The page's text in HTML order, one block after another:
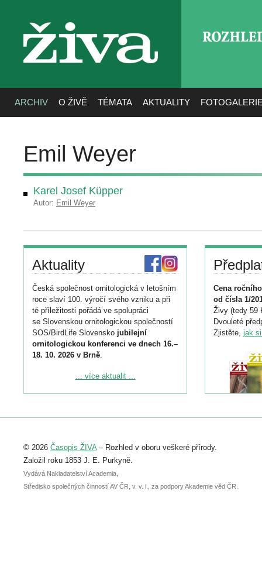
živa
ARCHIV O ŽIVĚ TÉMATA AKTUALITY
Emil Weyer
Karel Josef Küpper
Autor: Emil Weyer
Aktuality
Česká společnost ornitologická v letošním
roce slaví 100. výročí svého vzniku a při
té příležitosti pořádá ve spolupráci
se Slovenskou ornitologickou společností
SOS/BirdLife Slovensko jubilejní
ornitologickou konferenci ve dnech 16.–
18. 10. 2026 v Brně.
Podrobnější informace ke konferenci
Registrovat se můžete do 6. září.
abstraktu přihlášené přednášky nebo
posteru je už 30. června.
... více aktualit ...
Cena
od čísla 1/
Živy (tedy 59
Dvouleté
Zjistěte, jak
© 2026 Časopis ŽIVA– Rozhled v oboru veškeré přírody.
Založil roku 1853 J. E. Purkyně.
Vydává Nakladatelství Academia,
Středisko společných činností AV ČR, v. v. i., za podpory Akademie věd ČR.